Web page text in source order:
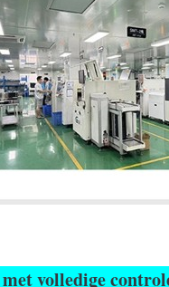
volledige